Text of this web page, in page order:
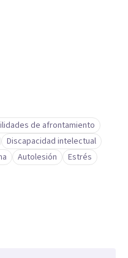
de afrontamiento
Discapacidad intelectual
Autolesión Estrés